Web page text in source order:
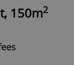
150m2